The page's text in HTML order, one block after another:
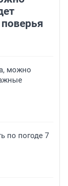
можно
по погоде 7